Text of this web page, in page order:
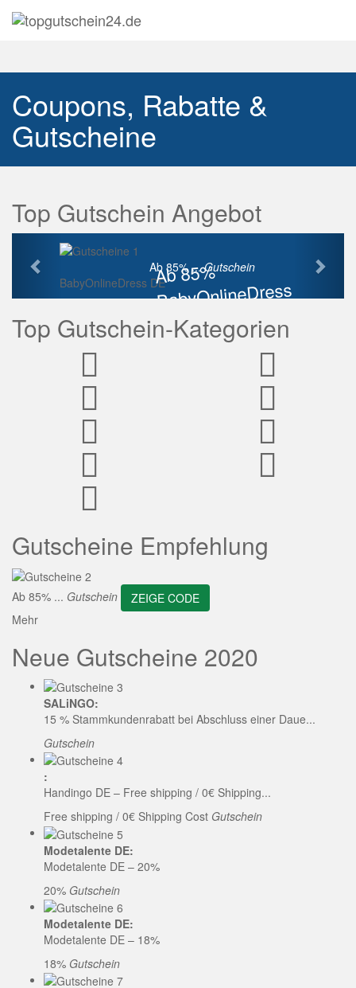
Coupons, Rabatte &
Gutscheine
Top Gutschein Angebot
Ab 85%
BabyOnlineDress
Rabatt
Ab 85% ...Gutschein
BabyOnlineDress DE
Vorherige
Top Gutschein-Kategorien
Gutscheine Empfehlung
Ab 85% ... Gutschein
ZEIGE CODE
Mehr
Neue Gutscheine 2020
SALiNGO:
15 % Stammkundenrabatt bei Abschluss einer Daue...
Gutschein
:
Handingo DE – Free shipping / 0€ Shipping...
Free shipping / 0€ Shipping Cost Gutschein
Modetalente DE:
Modetalente DE – 20%
20% Gutschein
Modetalente DE:
Modetalente DE – 18%
18% Gutschein